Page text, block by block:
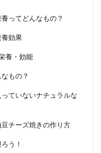
タント味噌汁は健康や
味噌汁といえば、お湯を注ぐ
ってどんなもの？
効果
養・効能
もの？
ていないナチュラルな
チーズ焼きの作り方
う！